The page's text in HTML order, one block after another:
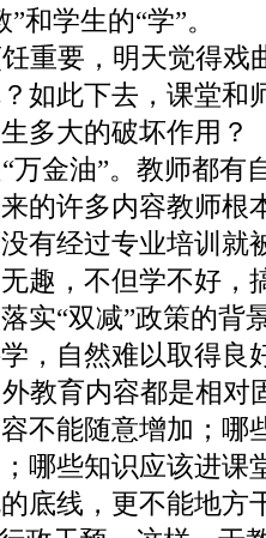
和学生的“学”。
重要，明天觉得戏
如此下去，课堂和
多大的破坏作用？
万金油”。教师都有
的许多内容教师根
有经过专业培训就
趣，不但学不好，
实“双减”政策的背
，自然难以取得良
教育内容都是相对
不能随意增加；哪
哪些知识应该进课
底线，更不能地方